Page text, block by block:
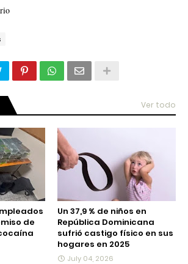
Ver todo
de
Un 37,9 % de niños en
República Dominicana
sufrió castigo físico en sus
hogares en 2025
July 04, 2026